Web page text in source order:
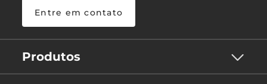
Entre em contato
Produtos